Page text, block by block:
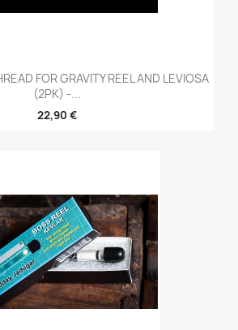
FOR GRAVITY REEL AND LEVIOSA
(2PK) -...
22,90 €